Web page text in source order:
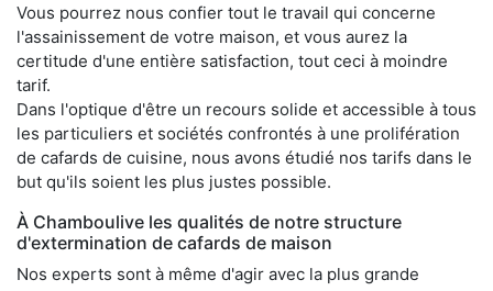
Vous pourrez nous confier tout le travail qui concerne
l'assainissement de votre maison, et vous aurez la
certitude d'une entière satisfaction, tout ceci à moindre
tarif.
Dans l'optique d'être un recours solide et accessible à tous
les particuliers et sociétés confrontés à une prolifération
de cafards de cuisine, nous avons étudié nos tarifs dans le
but qu'ils soient les plus justes possible.
À Chamboulive les qualités de notre structure
d'extermination de cafards de maison
Nos experts sont à même d'agir avec la plus grande